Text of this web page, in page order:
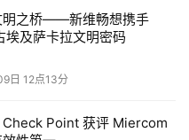
宽。过去百兆、千兆能
频、PACS影像等场景
明之桥——新维畅想携手
埃及萨卡拉文明密码
日 12点13分
Check Point 获评 Miercom